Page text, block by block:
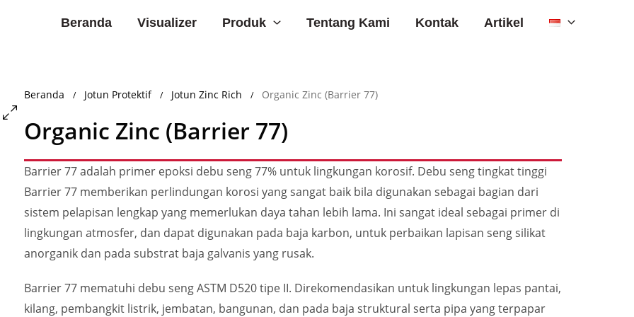
Beranda Visualizer Produk Tentang Kami Kontak Artikel
Beranda / Jotun Protektif / Jotun Zinc Rich / Organic Zinc (Barrier 77)
Organic Zinc (Barrier 77)
Barrier 77 adalah primer epoksi debu seng 77% untuk lingkungan korosif. Debu seng tingkat tinggi
Barrier 77 memberikan perlindungan korosi yang sangat baik bila digunakan sebagai bagian dari
sistem pelapisan lengkap yang memerlukan daya tahan lebih lama. Ini sangat ideal sebagai primer di
lingkungan atmosfer, dan dapat digunakan pada baja karbon, untuk perbaikan lapisan seng silikat
anorganik dan pada substrat baja galvanis yang rusak.
Barrier 77 mematuhi debu seng ASTM D520 tipe II. Direkomendasikan untuk lingkungan lepas pantai,
kilang, pembangkit listrik, jembatan, bangunan, dan pada baja struktural serta pipa yang terpapar